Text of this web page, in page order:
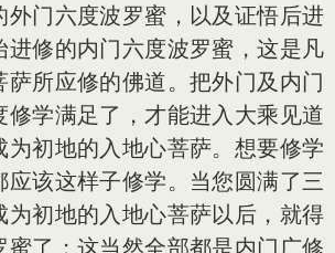
外门六度波罗蜜，以及证悟后进
进修的内门六度波罗蜜，这是凡
萨所应修的佛道。把外门及内门
修学满足了，才能进入大乘见道
为初地的入地心菩萨。想要修学
应该这样子修学。当您圆满了三
为初地的入地心菩萨以后，就得
蜜了；这当然全部都是内门广修